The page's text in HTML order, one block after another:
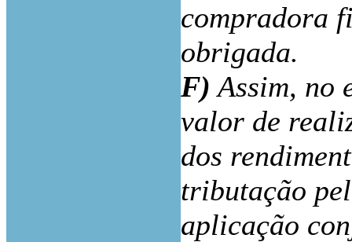
compradora
obrigada.
F) Assim, no
valor de
dos
tributação
aplicação